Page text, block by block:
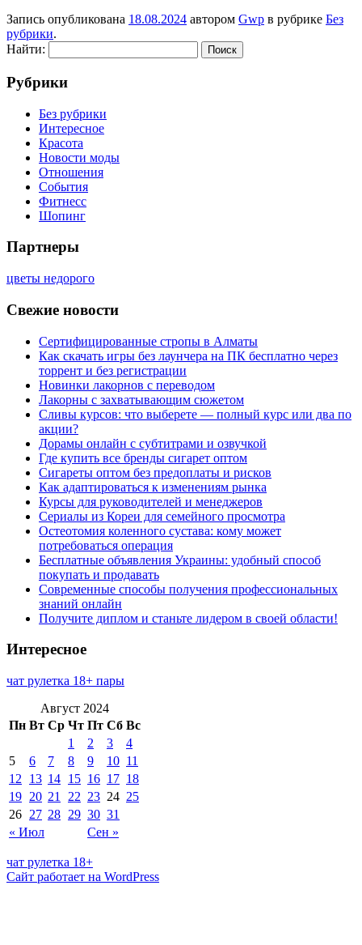
Запись опубликована 18.08.2024 автором Gwp в рубрике Без
рубрики.
Найти:
Рубрики
Без рубрики
Интересное
Красота
Новости моды
Отношения
События
Фитнесс
Шопинг
Партнеры
цветы недорого
Свежие новости
Сертифицированные стропы в Алматы
Как скачать игры без лаунчера на ПК бесплатно через
торрент и без регистрации
Новинки лакорнов с переводом
Лакорны с захватывающим сюжетом
Сливы курсов: что выберете — полный курс или два по
акции?
Дорамы онлайн с субтитрами и озвучкой
Где купить все бренды сигарет оптом
Сигареты оптом без предоплаты и рисков
Как адаптироваться к изменениям рынка
Курсы для руководителей и менеджеров
Сериалы из Кореи для семейного просмотра
Остеотомия коленного сустава: кому может
потребоваться операция
Бесплатные объявления Украины: удобный способ
покупать и продавать
Современные способы получения профессиональных
знаний онлайн
Получите диплом и станьте лидером в своей области!
Интересное
чат рулетка 18+ пары
Август 2024
Пн Вт Ср Чт Пт Сб Вс
« Июл Сен »
1 2 3
4
5
6 7 8 9 10 11
12
13 14 15 16 17 18
19 20 21 22 23 24 25
26 27 28 29 30 31
чат рулетка 18+
Сайт работает на WordPress